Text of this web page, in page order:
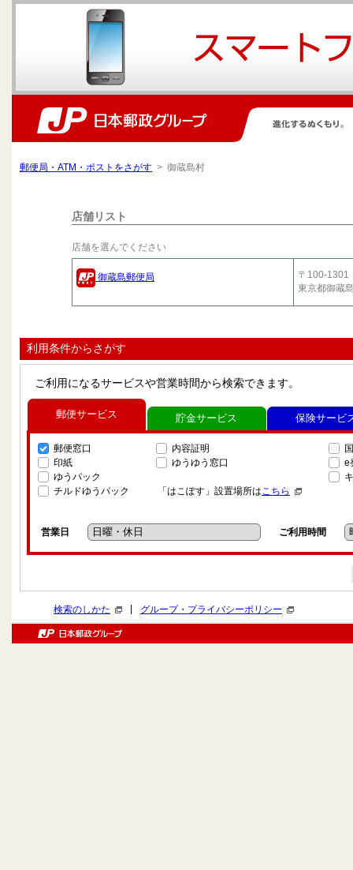
郵便局・ATM・ポストをさがす > 御蔵島村
店舗リスト
店舗を選んでください
御蔵島郵便局
〒100-1301
東京都御蔵
利用条件からさがす
ご利用になるサービスや営業時間から検索できます。
郵便サービス
郵便窓口
印紙
ゆうパック
チルドゆうパック
内容証明
ゆうゆう窓口
「はこぽす」設置場所はこちら
e
営業日 ご利用時間
貯金サービス 保険サービ
検索のしかた グループ・プライバシーポリシー